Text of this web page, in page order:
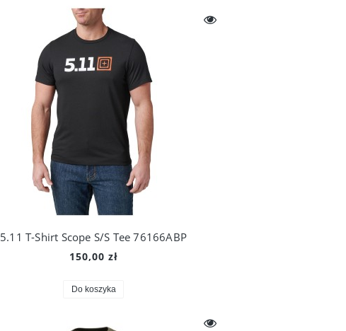
5.11 T-Shirt Scope S/S Tee 76166ABP
150,00 zł
Do koszyka